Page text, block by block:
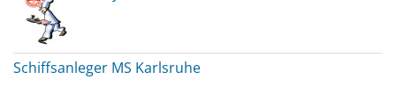
Schiffsanleger MS Karlsruhe